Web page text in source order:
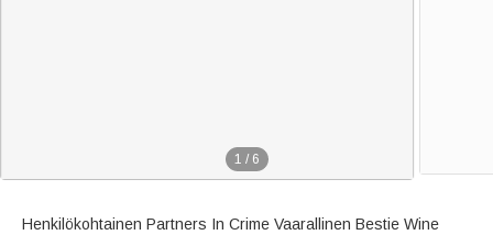
1 / 6
Henkilökohtainen Partners In Crime Vaarallinen Bestie Wine